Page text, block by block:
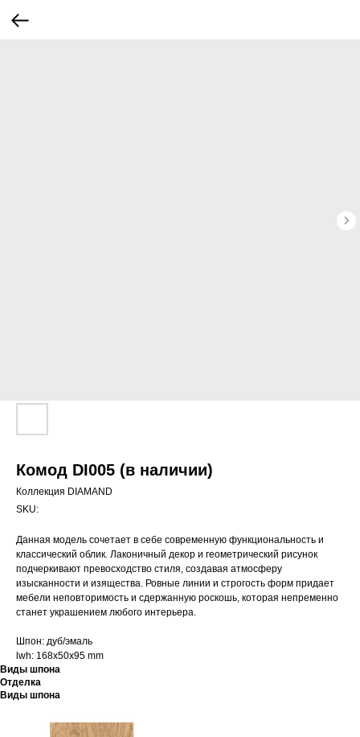
Комод DI005 (в наличии)
Коллекция DIAMAND
SKU:
Данная модель сочетает в себе современную функциональность и
классический облик. Лаконичный декор и геометрический рисунок
подчеркивают превосходство стиля, создавая атмосферу
изысканности и изящества. Ровные линии и строгость форм придает
мебели неповторимость и сдержанную роскошь, которая непременно
станет украшением любого интерьера.
Шпон: дуб/эмаль
lwh: 168x50x95 mm
Виды шпона
Отделка
Виды шпона